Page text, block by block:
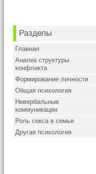
Разделы
Главная
Анализ структуры
конфликта
Формирование личности
Общая психология
Невербальные
коммуникации
Роль секса в семье
Другая психология